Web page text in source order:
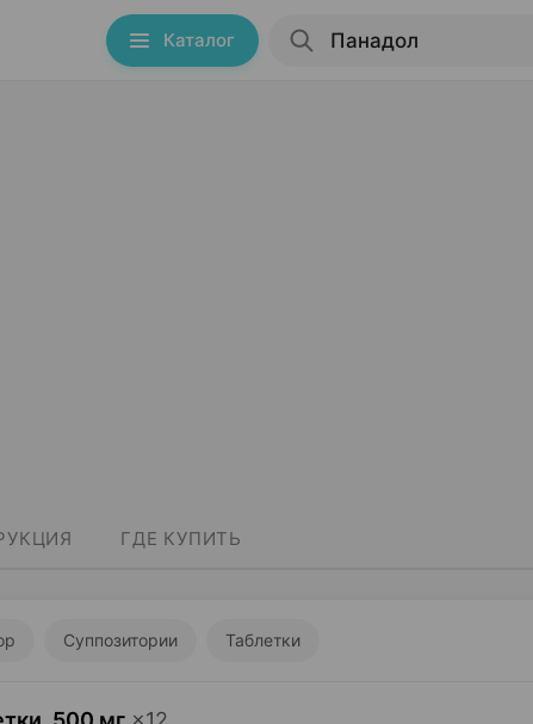
Каталог
ГДЕ КУПИТЬ
Суппозитории Таблетки